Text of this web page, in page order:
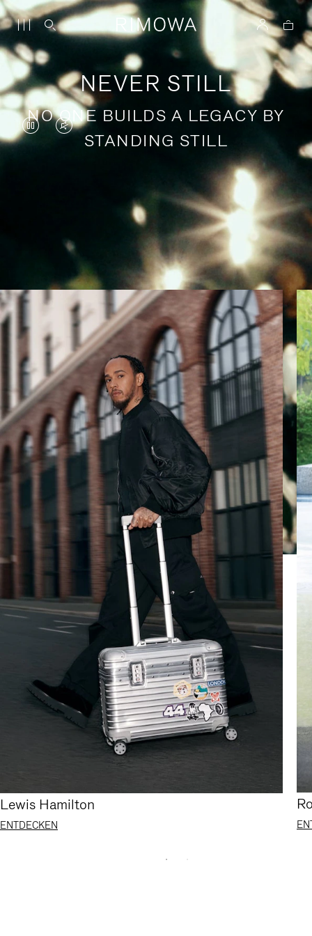
NEVER STILL
NO ONE BUILDS A LEGACY BY
STANDING STILL
DAS
ANGEHALTEN,
BITTE
DRÜCKEN
SIE,
UM
ES
ABZUSPIELEN.
VIDEO
STUMMGESCHALTET,
KLICKEN
SIE
ZUM
AUFHEBEN
DER
STUMMSCHALTUNG
Geschichten über inspirierende
Reisen
Lewis Hamilton
ENTDECKEN